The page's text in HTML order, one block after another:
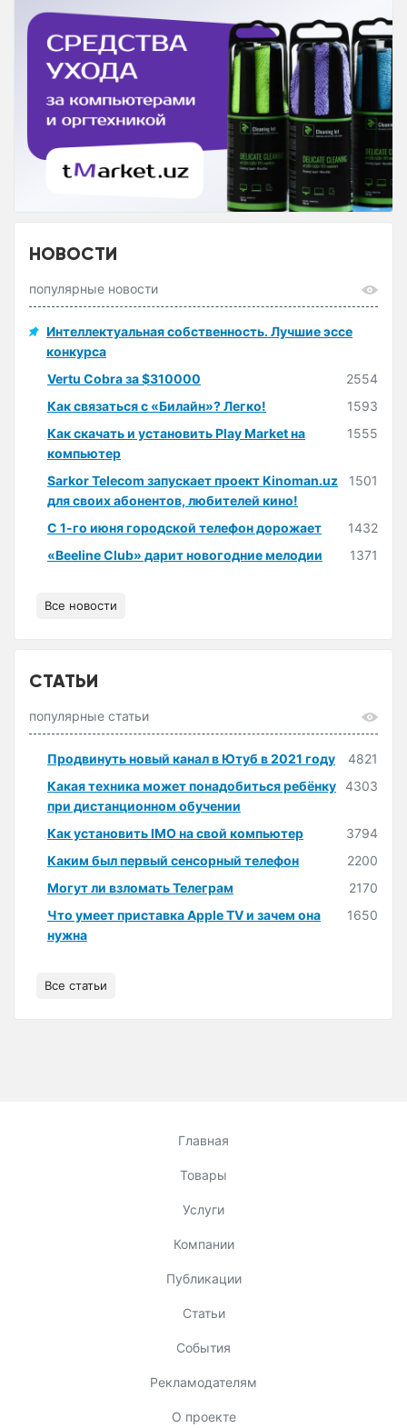
НОВОСТИ
популярные новости
Интеллектуальная собственность. Лучшие эссе
конкурса
Vertu Cobra за $310000
2554
Как связаться с «Билайн»? Легко!
1593
Как скачать и установить Play Market на
компьютер
1555
Sarkor Telecom запускает проект Kinoman.uz
для своих абонентов, любителей кино!
1501
С 1-го июня городской телефон дорожает
1432
«Beeline Club» дарит новогодние мелодии
1371
Все новости
СТАТЬИ
популярные статьи
Продвинуть новый канал в Ютуб в 2021 году
4821
Какая техника может понадобиться ребёнку
при дистанционном обучении
4303
Как установить IMO на свой компьютер
3794
Каким был первый сенсорный телефон
2200
Могут ли взломать Телеграм
2170
Что умеет приставка Apple TV и зачем она
нужна
1650
Все статьи
Главная
Товары
Услуги
Компании
Публикации
Статьи
События
Рекламодателям
О проекте